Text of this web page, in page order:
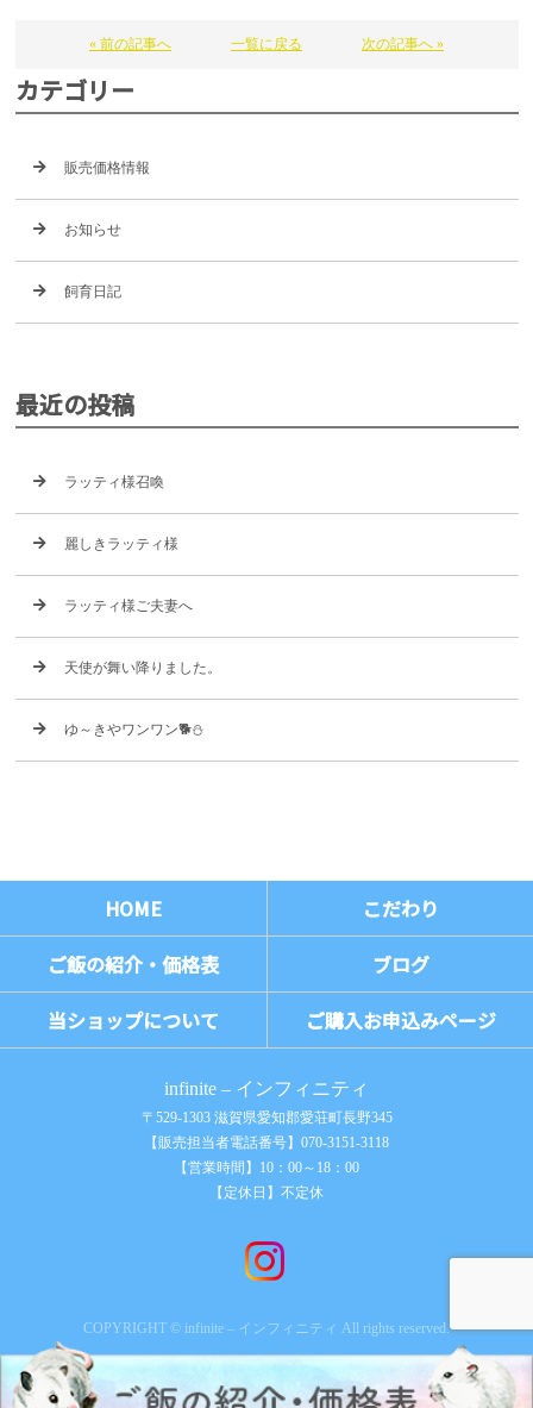
« 前の記事へ 一覧に戻る 次の記事へ »
カテゴリー
販売価格情報
お知らせ
飼育日記
最近の投稿
ラッティ様召喚
麗しきラッティ様
ラッティ様ご夫妻へ
天使が舞い降りました。
ゆ～きやワンワン🐕⛄
HOME
こだわり
ご飯の紹介・価格表
ブログ
当ショップについて
ご購入お申込みページ
infinite – インフィニティ
〒529-1303 滋賀県愛知郡愛荘町長野345
【販売担当者電話番号】070-3151-3118
【営業時間】10：00～18：00
【定休日】不定休
COPYRIGHT © infinite – インフィニティ All rights reserved.